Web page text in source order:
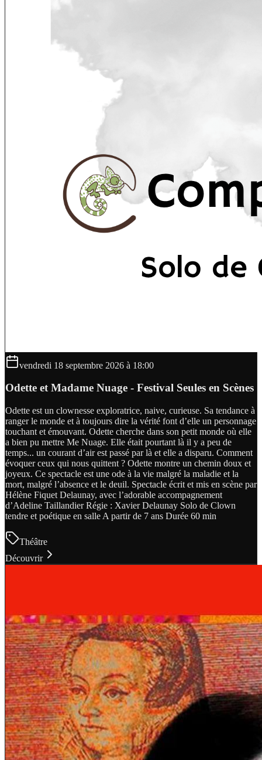
vendredi 18 septembre 2026 à 18:00
Odette et Madame Nuage - Festival Seules en Scènes
Odette est un clownesse exploratrice, naive, curieuse. Sa tendance à
ranger le monde et à toujours dire la vérité font d’elle un personnage
touchant et émouvant. Odette cherche dans son petit monde où elle
a bien pu mettre Me Nuage. Elle était pourtant là il y a peu de
temps... un courant d’air est passé par là et elle a disparu. Comment
évoquer ceux qui nous quittent ? Odette montre un chemin doux et
joyeux. Ce spectacle est une ode à la vie malgré la maladie et la
mort, malgré l’absence et le deuil. Spectacle écrit et mis en scène par
Hélène Fiquet Delaunay, avec l’adorable accompagnement
d’Adeline Taillandier Régie : Xavier Delaunay Solo de Clown
tendre et poétique en salle A partir de 7 ans Durée 60 min
Théâtre
Découvrir